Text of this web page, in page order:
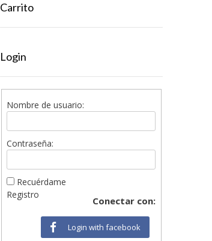
Carrito
Login
Nombre de usuario:
Contraseña:
Recuérdame
Conectar con:
Login with facebook
Registro